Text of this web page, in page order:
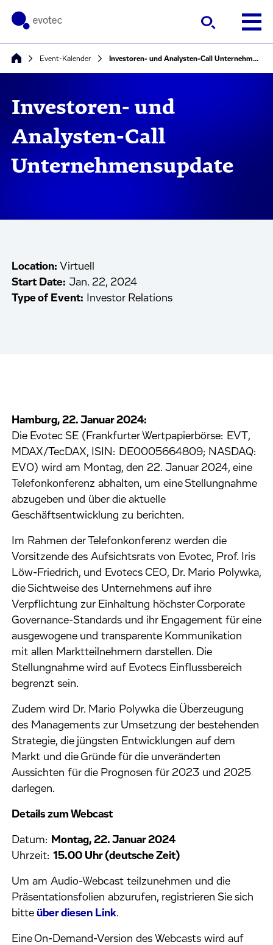
Event-Kalender Investoren- und Analysten-Call Unternehmensupdate
Investoren- und
Analysten-Call
Unternehmensupdate
Location: Virtuell
Start Date: Jan. 22, 2024
Type of Event:
Investor Relations
Hamburg, 22. Januar 2024:
Die Evotec SE (Frankfurter Wertpapierbörse: EVT,
MDAX/TecDAX, ISIN: DE0005664809; NASDAQ:
EVO) wird am Montag, den 22. Januar 2024, eine
Telefonkonferenz abhalten, um eine Stellungnahme
abzugeben und über die aktuelle
Geschäftsentwicklung zu berichten.
Im Rahmen der Telefonkonferenz werden die
Vorsitzende des Aufsichtsrats von Evotec, Prof. Iris
Löw-Friedrich, und Evotecs CEO, Dr. Mario Polywka,
die Sichtweise des Unternehmens auf ihre
Verpflichtung zur Einhaltung höchster Corporate
Governance-Standards und ihr Engagement für eine
ausgewogene und transparente Kommunikation
mit allen Marktteilnehmern darstellen. Die
Stellungnahme wird auf Evotecs Einflussbereich
begrenzt sein.
Zudem wird Dr. Mario Polywka die Überzeugung
des Managements zur Umsetzung der bestehenden
Strategie, die jüngsten Entwicklungen auf dem
Markt und die Gründe für die unveränderten
Aussichten für die Prognosen für 2023 und 2025
darlegen.
Details zum Webcast
Datum: Montag, 22. Januar 2024
Uhrzeit:15.00 Uhr (deutsche Zeit)
Um am Audio-Webcast teilzunehmen und die
Präsentationsfolien abzurufen, registrieren Sie sich
bitteüber diesen Link.
Eine On-Demand-Version des Webcasts wird auf